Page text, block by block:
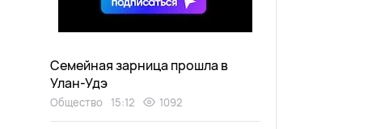
Семейная зарница прошла в
Улан-Удэ
Общество 15:12 1092